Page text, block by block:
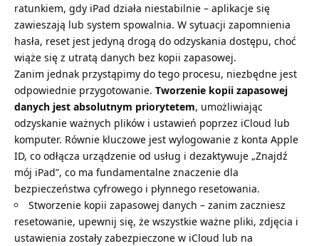
ratunkiem, gdy iPad działa niestabilnie – aplikacje się
zawieszają lub system spowalnia. W sytuacji zapomnienia
hasła, reset jest jedyną drogą do odzyskania dostępu, choć
wiąże się z utratą danych bez kopii zapasowej.
Zanim jednak przystąpimy do tego procesu, niezbędne jest
odpowiednie przygotowanie. Tworzenie kopii zapasowej
danych jest absolutnym priorytetem, umożliwiając
odzyskanie ważnych plików i ustawień poprzez iCloud lub
komputer. Równie kluczowe jest wylogowanie z konta Apple
ID, co odłącza urządzenie od usług i dezaktywuje „Znajdź
mój iPad”, co ma fundamentalne znaczenie dla
bezpieczeństwa cyfrowego i płynnego resetowania.
Stworzenie kopii zapasowej danych – zanim zaczniesz
resetowanie, upewnij się, że wszystkie ważne pliki, zdjęcia i
ustawienia zostały zabezpieczone w iCloud lub na